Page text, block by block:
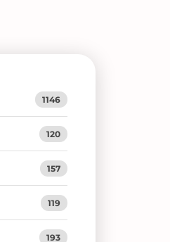
1146
120
157
119
193